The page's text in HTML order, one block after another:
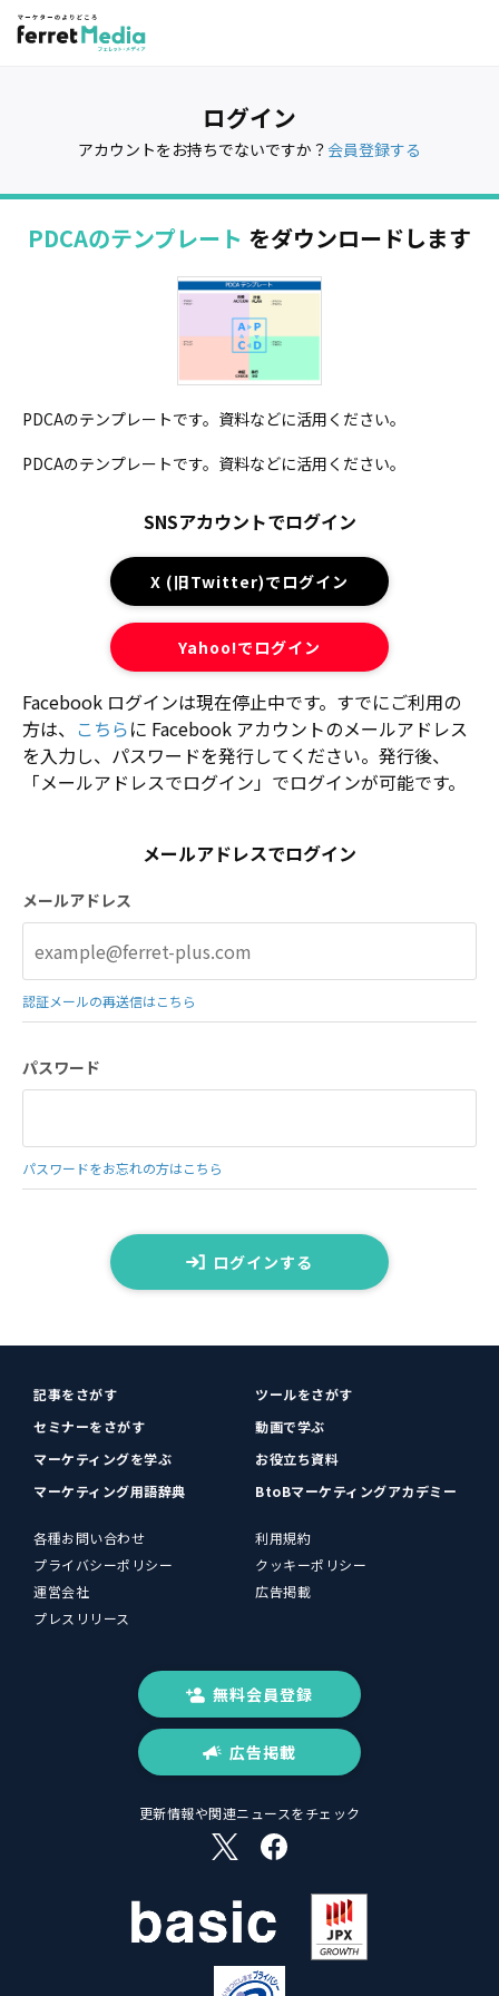
ログイン
アカウントをお持ちでないですか？ 会員登録する
PDCAのテンプレート をダウンロードします
PDCAのテンプレートです。資料などに活用ください。
PDCAのテンプレートです。資料などに活用ください。
SNSアカウントでログイン
X (旧Twitter)でログイン
Yahoo!でログイン
Facebook ログインは現在停止中です。すでにご利用の
方は、 こちらに Facebook アカウントのメールアドレス
を入力し、パスワードを発行してください。発行後、
「メールアドレスでログイン」でログインが可能です。
メールアドレスでログイン
メールアドレス
認証メールの再送信はこちら
パスワード
パスワードをお忘れの方はこちら
ログインする
記事をさがす
ツールをさがす
セミナーをさがす
動画で学ぶ
マーケティングを学ぶ
お役立ち資料
マーケティング用語辞典
BtoBマーケティングアカデミー
各種お問い合わせ
利用規約
プライバシーポリシー
クッキーポリシー
運営会社
広告掲載
プレスリリース
無料会員登録
広告掲載
更新情報や関連ニュースをチェック